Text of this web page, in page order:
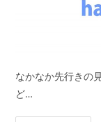
なかなか先行きの
ど…